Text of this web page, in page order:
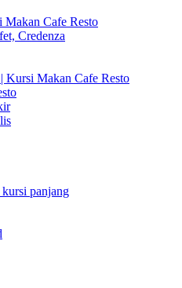
Cafe Resto
Credenza
Kursi Makan Cafe Resto
panjang